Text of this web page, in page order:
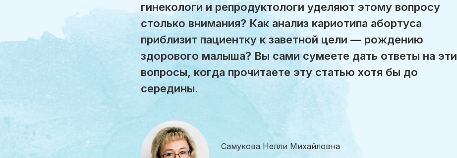
гинекологи и репродуктологи уделяют этому вопросу
столько внимания? Как анализ кариотипа абортуса
приблизит пациентку к заветной цели — рождению
здорового малыша? Вы сами сумеете дать ответы на эти
вопросы, когда прочитаете эту статью хотя бы до
середины.
Самукова Нелли Михайловна